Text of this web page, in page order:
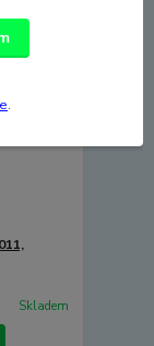
Skladem
.